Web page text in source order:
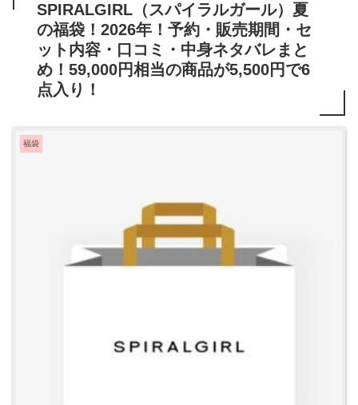
SPIRALGIRL（スパイラルガール）夏
の福袋！2026年！予約・販売期間・セ
ット内容・口コミ・中身ネタバレまと
め！59,000円相当の商品が5,500円で6
点入り！
福袋